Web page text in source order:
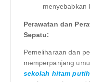
menyebabkan
Perawatan dan
Sepatu:
Pemeliharaan dan
memperpanjang
sekolah hitam putih